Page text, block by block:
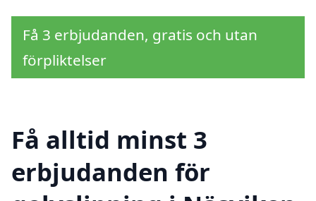
Få 3 erbjudanden, gratis och utan
förpliktelser
Få alltid minst 3
erbjudanden för